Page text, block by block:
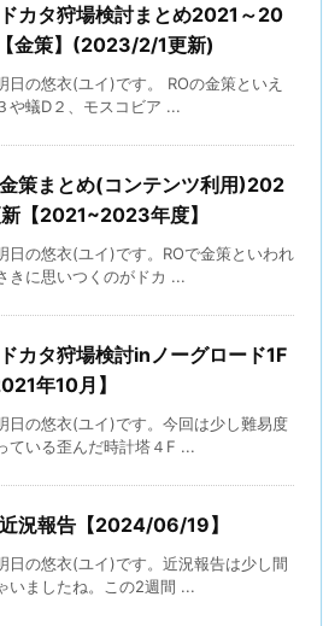
ドカタ狩場検討まとめ2021～20
金策】(2023/2/1更新)
日の悠衣(ユイ)です。 ROの金策といえ
や蟻D２、モスコビア ...
金策まとめ(コンテンツ利用)202
【2021~2023年度】
日の悠衣(ユイ)です。ROで金策といわれ
きに思いつくのがドカ ...
ドカタ狩場検討inノーグロード1F
年10月】
日の悠衣(ユイ)です。今回は少し難易度
ている歪んだ時計塔４F ...
近況報告【2024/06/19】
日の悠衣(ユイ)です。近況報告は少し間
いましたね。この2週間 ...